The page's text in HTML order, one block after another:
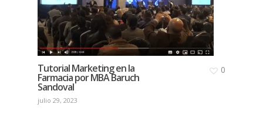
Tutorial Marketing en la
Farmacia por MBA Baruch
Sandoval
julio 29, 2023
0